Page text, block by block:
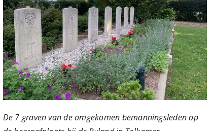
De 7 graven van de omgekomen bemanningsleden op